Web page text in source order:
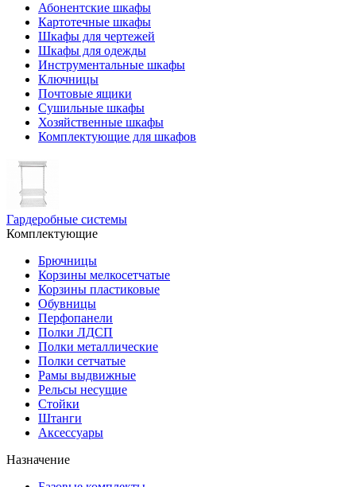
Абонентские шкафы
Картотечные шкафы
Шкафы для чертежей
Шкафы для одежды
Инструментальные шкафы
Ключницы
Почтовые ящики
Сушильные шкафы
Хозяйственные шкафы
Комплектующие для шкафов
Гардеробные системы
Комплектующие
Брючницы
Корзины мелкосетчатые
Корзины пластиковые
Обувницы
Перфопанели
Полки ЛДСП
Полки металлические
Полки сетчатые
Рамы выдвижные
Рельсы несущие
Стойки
Штанги
Аксессуары
Назначение